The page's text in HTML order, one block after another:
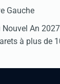
Gauche
Nouvel An
à plus de